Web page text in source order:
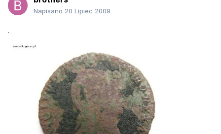
Napisano 20 Lipiec 2009
.